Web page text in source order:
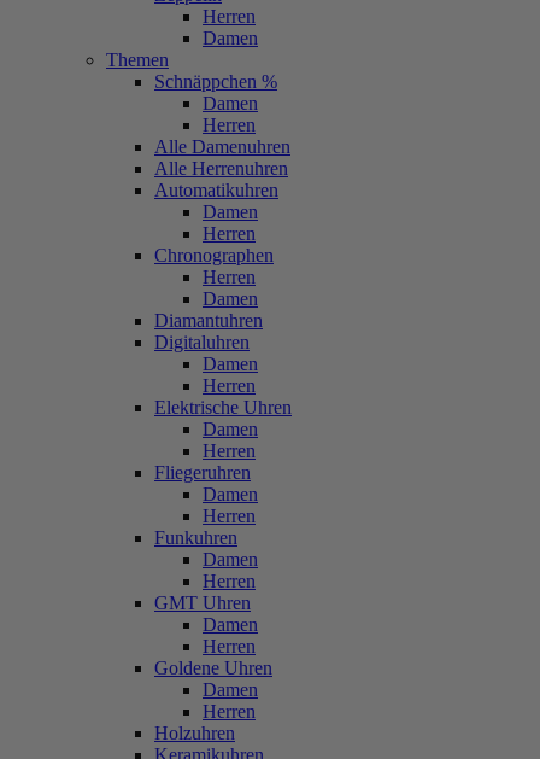
Herren
Damen
Themen
Schnäppchen %
Damen
Herren
Alle Damenuhren
Alle Herrenuhren
Automatikuhren
Damen
Herren
Chronographen
Herren
Damen
Diamantuhren
Digitaluhren
Damen
Herren
Elektrische Uhren
Damen
Herren
Fliegeruhren
Damen
Herren
Funkuhren
Damen
Herren
GMT Uhren
Damen
Herren
Goldene Uhren
Damen
Herren
Holzuhren
Keramikuhren